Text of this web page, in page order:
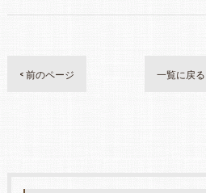
< 前のページ 一覧に戻る